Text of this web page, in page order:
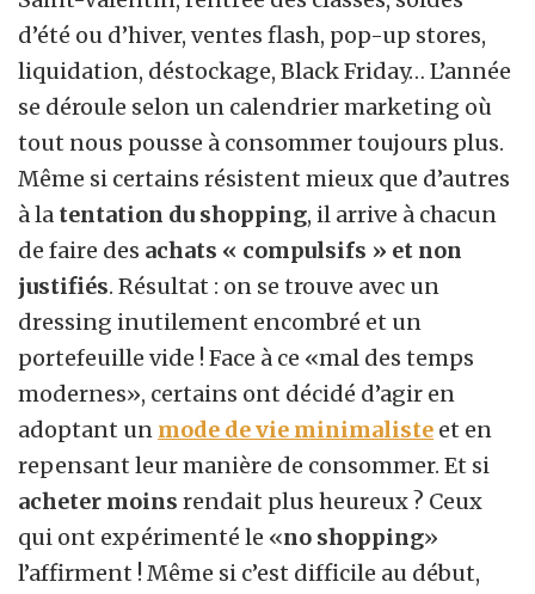
d’été ou d’hiver, ventes flash, pop-up stores,
liquidation, déstockage, Black Friday… L’année
se déroule selon un calendrier marketing où
tout nous pousse à consommer toujours plus.
Même si certains résistent mieux que d’autres
à la tentation du shopping, il arrive à chacun
de faire des achats « compulsifs » et non
justifiés. Résultat : on se trouve avec un
dressing inutilement encombré et un
portefeuille vide ! Face à ce «mal des temps
modernes», certains ont décidé d’agir en
adoptant un mode de vie minimaliste et en
repensant leur manière de consommer. Et si
acheter moins rendait plus heureux ? Ceux
qui ont expérimenté le «no shopping»
l’affirment ! Même si c’est difficile au début,